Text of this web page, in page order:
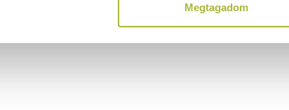
Megtagadom